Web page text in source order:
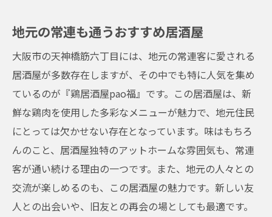
予約時のポイントと注意事項
アットホームな雰囲気が魅力『鶏居酒屋pao
福』で心地よい時間を
居酒屋の内装と雰囲気
心地よい空間の秘訣
アットホームな接客サービス
温かみのあるインテリア紹介
居心地の良さを追求した空間
リラックスできる居酒屋の過ごし方
地元の常連も通うおすすめ居酒屋
大阪市の天神橋筋六丁目には、地元の常連客に愛される
居酒屋が多数存在しますが、その中でも特に人気を集め
ているのが『鶏居酒屋pao福』です。この居酒屋は、新
鮮な鶏肉を使用した多彩なメニューが魅力で、地元住民
にとっては欠かせない存在となっています。味はもちろ
んのこと、居酒屋独特のアットホームな雰囲気も、常連
客が通い続ける理由の一つです。また、地元の人々との
交流が楽しめるのも、この居酒屋の魅力です。新しい友
人との出会いや、旧友との再会の場としても最適です。